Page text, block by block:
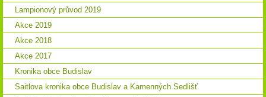
Lampionový průvod 2019
Akce 2019
Akce 2018
Akce 2017
Kronika obce Budislav
Saitlova kronika obce Budislav a Kamenných Sedlišť